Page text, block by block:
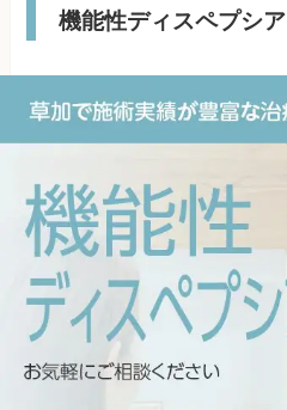
機能性ディスペプシア